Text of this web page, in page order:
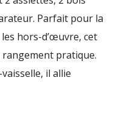
Parfait pour la
hors-d’œuvre, cet
pratique.
il allie